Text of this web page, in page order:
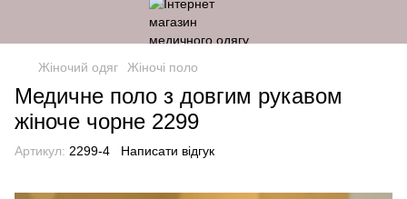
Жіночий одяг Жіночі поло
Медичне поло з довгим рукавом
жіноче чорне 2299
Артикул: 2299-4 Написати відгук